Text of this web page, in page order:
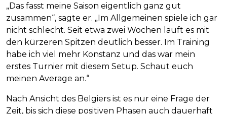
„Das fasst meine Saison eigentlich ganz gut
zusammen“, sagte er. „Im Allgemeinen spiele ich gar
nicht schlecht. Seit etwa zwei Wochen läuft es mit
den kürzeren Spitzen deutlich besser. Im Training
habe ich viel mehr Konstanz und das war mein
erstes Turnier mit diesem Setup. Schaut euch
meinen Average an.“
Nach Ansicht des Belgiers ist es nur eine Frage der
Zeit, bis sich diese positiven Phasen auch dauerhaft